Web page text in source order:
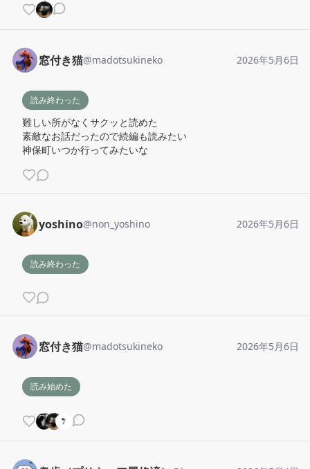
窓付き猫@madotsukineko 2026年5月6日
読み終わった
難しい所がなくサクッと読めた
素敵なお話だったので続編も読みたい
神保町いつか行ってみたいな
yoshino@non_yoshino 2026年5月6日
読み終わった
窓付き猫@madotsukineko 2026年5月6日
読み始めた